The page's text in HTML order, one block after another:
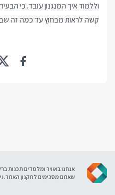
וללמוד איך המנגנון עובד. כי
קשה לראות מבחוץ עד כמה זה
שאתם מסכימים לתקנון האתר.